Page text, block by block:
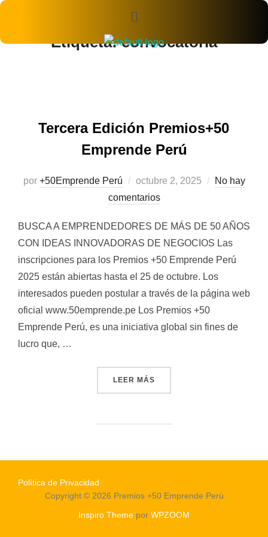
Etiqueta:convocatoria
Tercera Edición Premios+50
Emprende Perú
por +50Emprende Perú octubre 2, 2025
No hay
comentarios
BUSCA A EMPRENDEDORES DE MÁS DE 50 AÑOS
CON IDEAS INNOVADORAS DE NEGOCIOS Las
inscripciones para los Premios +50 Emprende Perú
2025 están abiertas hasta el 25 de octubre. Los
interesados pueden postular a través de la página web
oficial www.50emprende.pe Los Premios +50
Emprende Perú, es una iniciativa global sin fines de
lucro que, …
LEER MÁS
Política de Privacidad
Copyright © 2026 Premios +50 Emprende Perú
Inspiro Theme por WPZOOM